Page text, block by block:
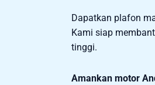
Dapatkan plafon
Kami siap
tinggi.
Amankan motor